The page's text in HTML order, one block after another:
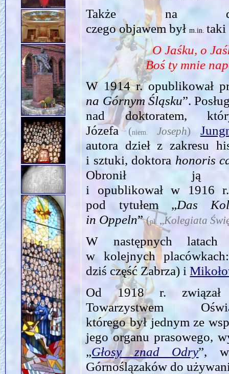
Także na
czego objawem byłm.in.taki
O Jaśku, o
Boś ty mnie
W 1914 r. opublikował
na Górnym Śląsku”.
nad doktoratem,
Józefa(niem. Joseph)
autora dzieł z zakresu
i sztuki, doktora honoris
Obronił ją
i opublikował w
pod tytułem „Das
in Oppeln”(pl. „Kolegiata
W następnych latach
w kolejnych
dziś część Zabrza) i
Od 1918 r. związał
Towarzystwem
którego był jednym ze
jego organu prasowego,
„Głosy znad Odry”,
Górnoślązaków do